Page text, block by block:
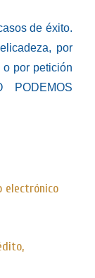
de éxito.
por
por petición
electrónico